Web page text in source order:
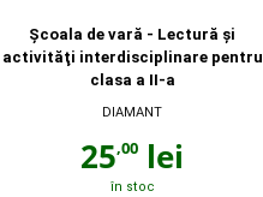
Şcoala de vară - Lectură şi
activităţi interdisciplinare pentru
clasa a II-a
DIAMANT
25,00 lei
în stoc